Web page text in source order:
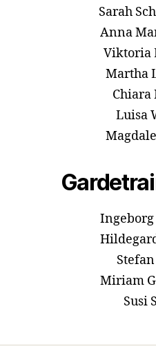
Sarah
Anna
Viktoria
Martha
Chiara
Luisa
Miriam
Susi